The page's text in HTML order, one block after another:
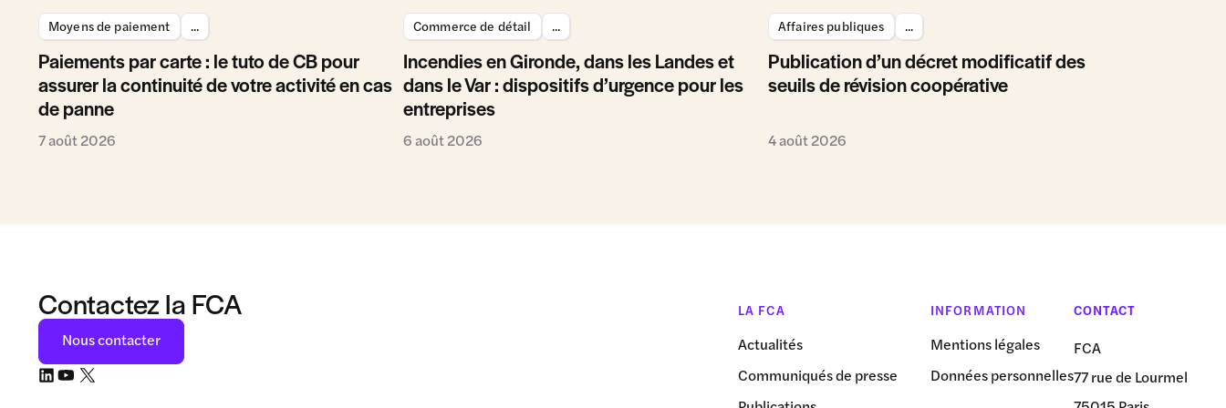
Moyens de paiement ...
Paiements par carte : le tuto de CB pour
assurer la continuité de votre activité en cas
de panne
7 août 2026
Commerce de détail ...
Incendies en Gironde, dans les Landes et
dans le Var : dispositifs d’urgence pour les
entreprises
6 août 2026
Affaires publiques ...
Publication d’un décret modificatif des
seuils de révision coopérative
4 août 2026
Contactez la FCA
Nous contacter
LA FCA
Actualités
Communiqués de presse
INFORMATION
Mentions légales
Données personnelles
CONTACT
FCA
77 rue de Lourmel